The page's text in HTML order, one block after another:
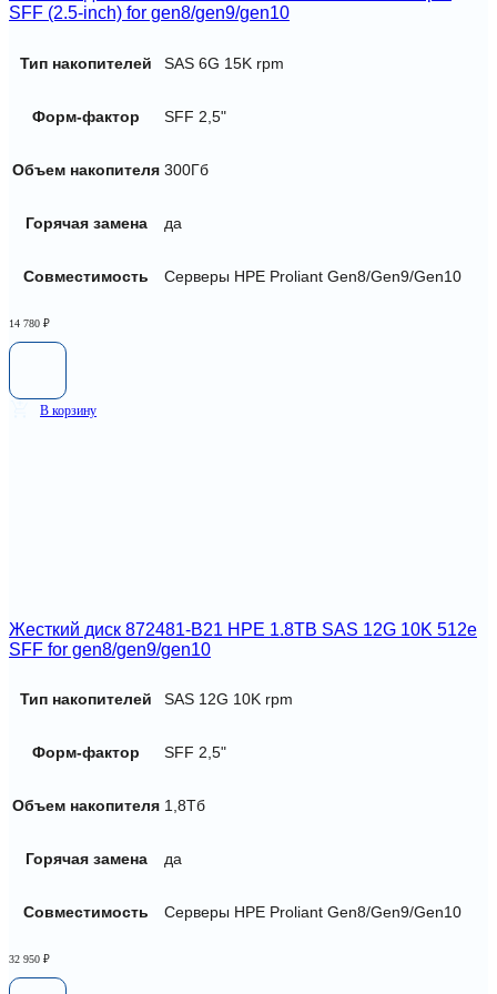
SFF (2.5-inch) for gen8/gen9/gen10
Тип накопителей SAS 6G 15K rpm
Форм-фактор SFF 2,5"
Объем накопителя 300Гб
Горячая замена да
Совместимость Серверы HPE Proliant Gen8/Gen9/Gen10
14 780 ₽
В корзину
Жесткий диск 872481-B21 HPE 1.8TB SAS 12G 10K 512e
SFF for gen8/gen9/gen10
Тип накопителей SAS 12G 10K rpm
Форм-фактор SFF 2,5"
Объем накопителя 1,8Тб
Горячая замена да
Совместимость Серверы HPE Proliant Gen8/Gen9/Gen10
32 950 ₽